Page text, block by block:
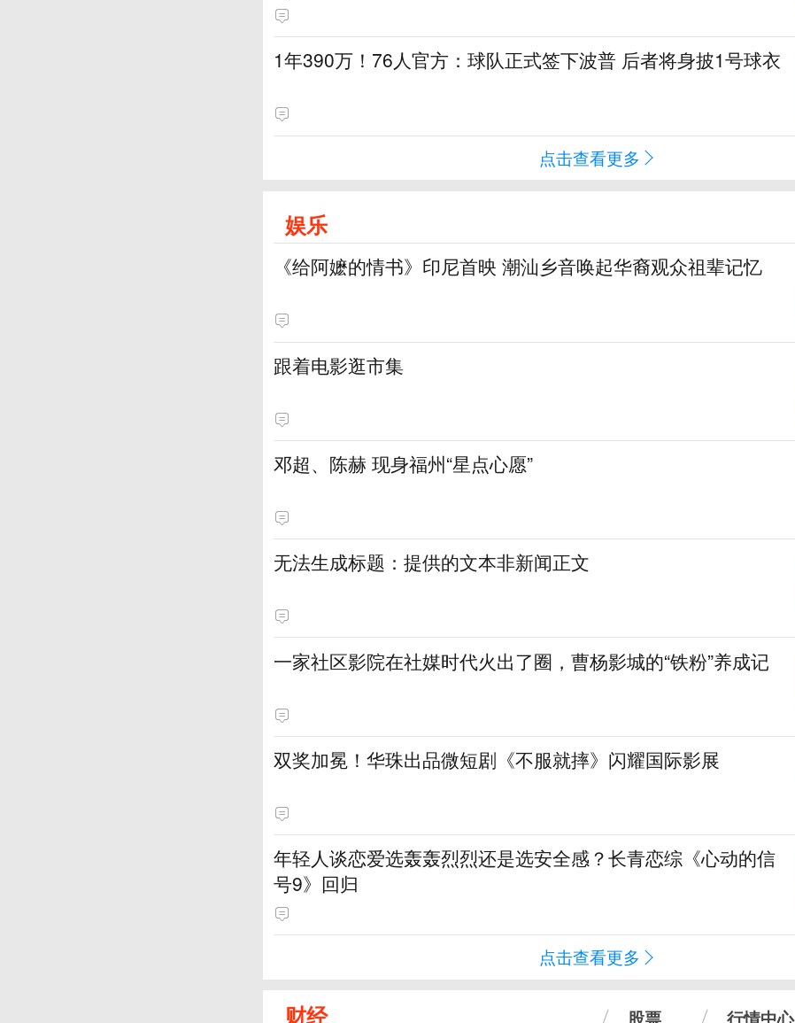
1年390万！76人官方：球队正式签下波普 后者将身披1号球衣
点击查看更多
娱乐
《给阿嬷的情书》印尼首映 潮汕乡音唤起华裔观众祖辈记忆
跟着电影逛市集
邓超、陈赫 现身福州“星点心愿”
无法生成标题：提供的文本非新闻正文
一家社区影院在社媒时代火出了圈，曹杨影城的“铁粉”养成记
双奖加冕！华珠出品微短剧《不服就摔》闪耀国际影展
年轻人谈恋爱选轰轰烈烈还是选安全感？长青恋综《心动的信
号9》回归
点击查看更多
财经 股票 行情中心